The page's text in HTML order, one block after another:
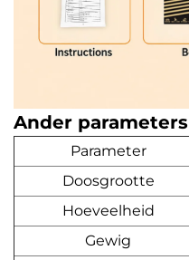
Ander parameters
Parameter
Doosgrootte
Hoeveelheid
Gewig